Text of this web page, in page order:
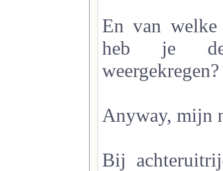
En van welke
heb je
Anyway, mijn
Bij